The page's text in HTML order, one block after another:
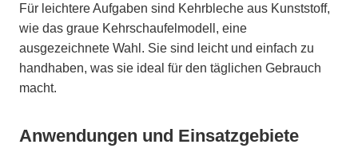
Für leichtere Aufgaben sind Kehrbleche aus Kunststoff,
wie das graue Kehrschaufelmodell, eine
ausgezeichnete Wahl. Sie sind leicht und einfach zu
handhaben, was sie ideal für den täglichen Gebrauch
macht.
Anwendungen und Einsatzgebiete